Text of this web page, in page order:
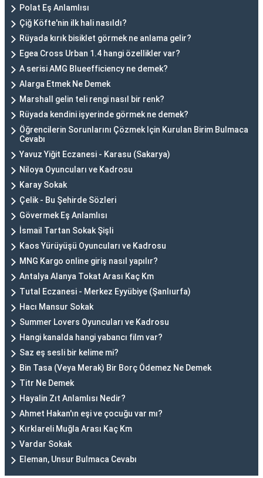
Polat Eş Anlamlısı
Çiğ Köfte'nin ilk hali nasıldı?
Rüyada kırık bisiklet görmek ne anlama gelir?
Egea Cross Urban 1.4 hangi özellikler var?
A serisi AMG Blueefficiency ne demek?
Alarga Etmek Ne Demek
Marshall gelin teli rengi nasıl bir renk?
Rüyada kendini işyerinde görmek ne demek?
Öğrencilerin Sorunlarını Çözmek Için Kurulan Birim Bulmaca
Cevabı
Yavuz Yiğit Eczanesi - Karasu (Sakarya)
Niloya Oyuncuları ve Kadrosu
Karay Sokak
Çelik - Bu Şehirde Sözleri
Gövermek Eş Anlamlısı
İsmail Tartan Sokak Şişli
Kaos Yürüyüşü Oyuncuları ve Kadrosu
MNG Kargo online giriş nasıl yapılır?
Antalya Alanya Tokat Arası Kaç Km
Tutal Eczanesi - Merkez Eyyübiye (Şanlıurfa)
Hacı Mansur Sokak
Summer Lovers Oyuncuları ve Kadrosu
Hangi kanalda hangi yabancı film var?
Saz eş sesli bir kelime mi?
Bin Tasa (Veya Merak) Bir Borç Ödemez Ne Demek
Titr Ne Demek
Hayalin Zıt Anlamlısı Nedir?
Ahmet Hakan'ın eşi ve çocuğu var mı?
Kırklareli Muğla Arası Kaç Km
Vardar Sokak
Eleman, Unsur Bulmaca Cevabı